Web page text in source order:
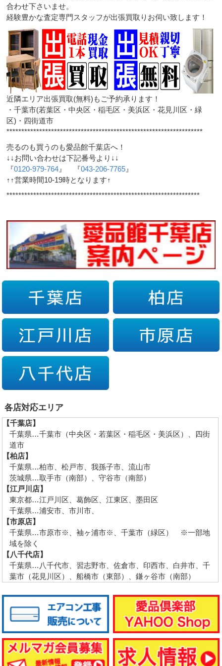
合わせ下さいませ。
経験豊かな査定専門スタッフが出張買取りお伺い致します！
近隣エリア出張買取(無料)もご予約承ります！
・千葉市(若葉区・中央区・稲毛区・美浜区・花見川区・緑
区)・四街道市
******************************************************************
売るのも買うのも愛品館千葉店へ！
↓↓お問い合わせは下記番号より↓↓
『0120-979-764 』 『043-206-7765 』
↑↑営業時間10-19時となります↑
*****************************************************************
各店対応エリア
【千葉店】
千葉県…千葉市（中央区・若葉区・稲毛区・美浜区）、四街
道市
【柏店】
千葉県…柏市、松戸市、我孫子市、流山市
茨城県…取手市（南部）、守谷市（南部）
【江戸川店】
東京都…江戸川区、葛飾区、江東区、墨田区
千葉県…浦安市、市川市、
【市原店】
千葉県…市原市※、袖ヶ浦市※、千葉市（緑区） ※一部地
域を除く
【八千代店】
千葉県…八千代市、習志野市、佐倉市、印西市、白井市、千
葉市（花見川区）、船橋市（東部）、鎌ヶ谷市（南部）